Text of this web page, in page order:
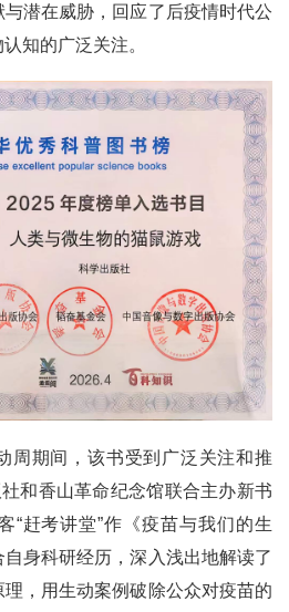
潜在威胁，回应了后疫情时代公
知的广泛关注。
期间，该书受到广泛关注和推
和香山革命纪念馆联合主办新书
“赶考讲堂”作《疫苗与我们的生
身科研经历，深入浅出地解读了
，用生动案例破除公众对疫苗的